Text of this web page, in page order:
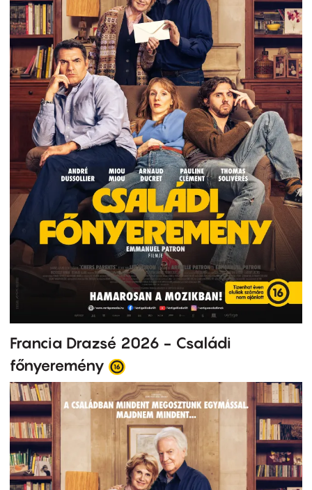
Francia Drazsé 2026 - Családi
főnyeremény